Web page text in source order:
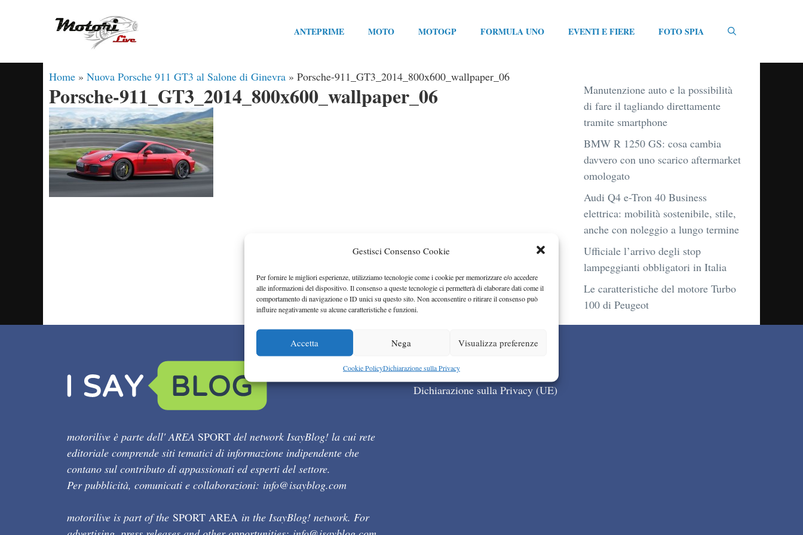
Gestisci Consenso Cookie
Per fornire le migliori esperienze, utilizziamo tecnologie come i cookie per memorizzare e/o accedere
alle informazioni del dispositivo. Il consenso a queste tecnologie ci permetterà di elaborare dati come il
comportamento di navigazione o ID unici su questo sito. Non acconsentire o ritirare il consenso può
influire negativamente su alcune caratteristiche e funzioni.
Accetta Nega Visualizza preferenze
Cookie PolicyDichiarazione sulla Privacy
ANTEPRIME MOTO MOTOGP FORMULA UNO EVENTI E FIERE FOTO SPIA
Home » Nuova Porsche 911 GT3 al Salone di Ginevra » Porsche-911_GT3_2014_800x600_wallpaper_06
Porsche-911_GT3_2014_800x600_wallpaper_06
Manutenzione auto e la possibilità
di fare il tagliando direttamente
tramite smartphone
BMW R 1250 GS: cosa cambia
davvero con uno scarico aftermarket
omologato
Audi Q4 e-Tron 40 Business
elettrica: mobilità sostenibile, stile,
anche con noleggio a lungo termine
Ufficiale l’arrivo degli stop
lampeggianti obbligatori in Italia
Le caratteristiche del motore Turbo
100 di Peugeot
motorilive è parte dell' AREA SPORT del network IsayBlog! la cui rete
editoriale comprende siti tematici di informazione indipendente che
contano sul contributo di appassionati ed esperti del settore.
Per pubblicità, comunicati e collaborazioni: info@isayblog.com
motorilive is part of the SPORT AREA in the IsayBlog! network. For
Cookie Policy (UE)
Dichiarazione sulla Privacy (UE)